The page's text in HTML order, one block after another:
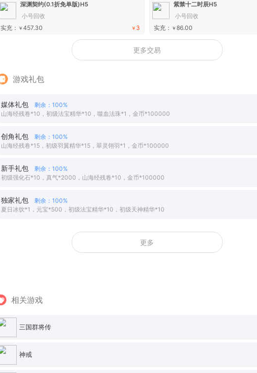
深渊契约(0.1折免单版)H5
小号回收
￥ 3
实充： ￥457.30
紫禁十二时辰H5
小号回收
实充： ￥86.00
更多交易
游戏礼包
媒体礼包
剩余：100%
山海经残卷*10，初级法宝精华*10，噬血法珠*1，金币*100000
创角礼包
剩余：100%
山海经残卷*15，初级羽翼精华*15，翠灵翎羽*1，金币*100000
新手礼包
剩余：100%
初级强化石*10，真气*2000，山海经残卷*10，金币*100000
独家礼包
剩余：100%
夏日冰饮*1，元宝*500，初级法宝精华*10，初级天神精华*10
更多
相关游戏
三国群将传
神戒